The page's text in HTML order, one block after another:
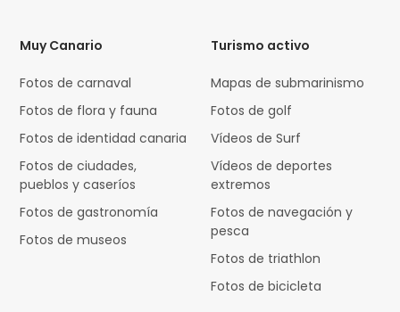
Muy Canario
Fotos de carnaval
Fotos de flora y fauna
Fotos de identidad canaria
Fotos de ciudades,
pueblos y caseríos
Fotos de gastronomía
Fotos de museos
Turismo activo
Mapas de submarinismo
Fotos de golf
Vídeos de Surf
Vídeos de deportes
extremos
Fotos de navegación y
pesca
Fotos de triathlon
Fotos de bicicleta